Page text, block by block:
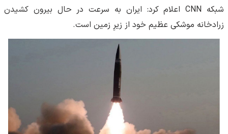
شبکه CNN اعلام کرد: ایران به سرعت در حال بیرون کشیدن
زرادخانه موشکی عظیم خود از زیرِ زمین است.